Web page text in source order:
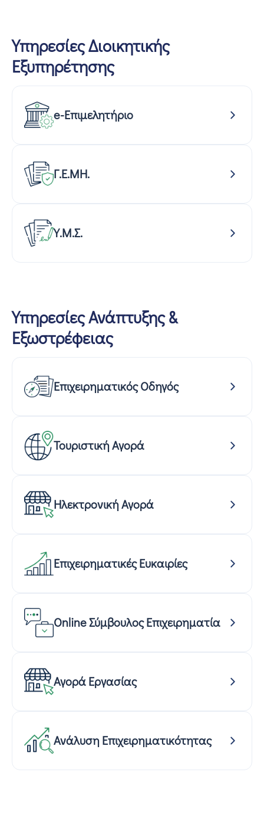
Υπηρεσίες Διοικητικής
Εξυπηρέτησης
e-Επιμελητήριο
Γ.Ε.ΜΗ.
Υ.Μ.Σ.
Υπηρεσίες Ανάπτυξης &
Εξωστρέφειας
Επιχειρηματικός Οδηγός
Τουριστική Αγορά
Ηλεκτρονική Αγορά
Επιχειρηματικές Ευκαιρίες
Online Σύμβουλος Επιχειρηματία
Αγορά Εργασίας
Ανάλυση Επιχειρηματικότητας